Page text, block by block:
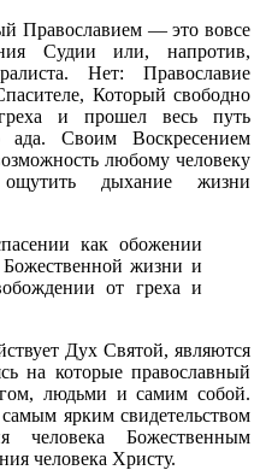
Православием — это вовсе
Судии или, напротив,
Нет: Православие
Который свободно
и прошел весь путь
ада. Своим Воскресением
любому человеку
дыхание жизни
как обожении
жизни и
от греха и
Дух Святой, являются
на которые православный
людьми и самим собой.
ярким свидетельством
человека Божественным
человека Христу.